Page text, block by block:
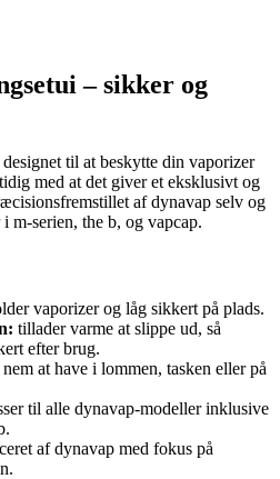
– sikker og
designet til at beskytte din vaporizer
med at det giver et eksklusivt og
af dynavap selv og
m-serien, the b, og vapcap.
vaporizer og låg sikkert på plads.
tillader varme at slippe ud, så
efter brug.
nem at have i lommen, tasken eller på
til alle dynavap-modeller inklusive
af dynavap med fokus på